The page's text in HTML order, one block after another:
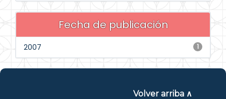
Fecha de publicación
1
2007
Volver arriba ∧